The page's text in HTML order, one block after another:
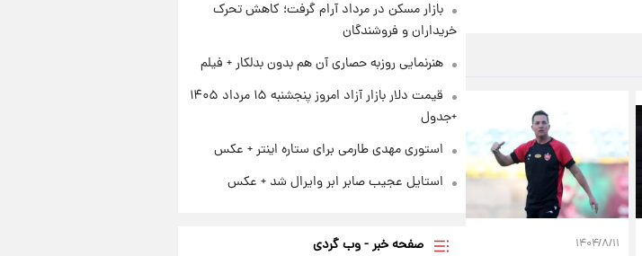
۱۴۰۴/۸/۱۱
بازار مسکن در مرداد آرام گرفت؛ کاهش تحرک
خریداران و فروشندگان
هنرنمایی روزبه حصاری آن هم بدون بدلکار + فیلم
قیمت دلار بازار آزاد امروز پنجشنبه ۱۵ مرداد ۱۴۰۵
+جدول
استوری مهدی طارمی برای ستاره اینتر + عکس
استایل عجیب صابر ابر وایرال شد + عکس
صفحه خبر - وب گردی